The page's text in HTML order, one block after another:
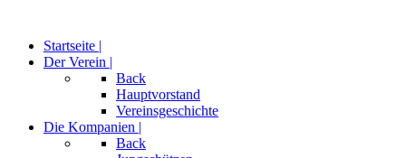
Startseite |
Der Verein |
Back
Hauptvorstand
Vereinsgeschichte
Die Kompanien |
Back